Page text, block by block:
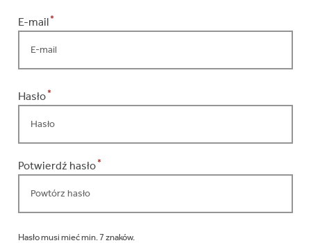
Formularz rejestracji
Formularz rejestracji
E-mail *
Hasło *
Potwierdź hasło *
Hasło musi mieć min. 7 znaków.